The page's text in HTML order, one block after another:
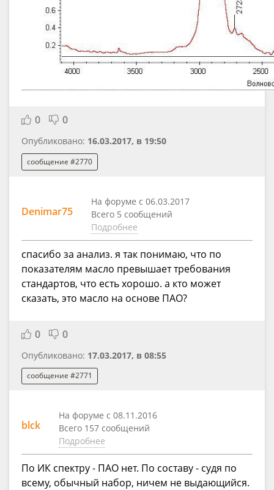
0 0
Опубликовано: 16.03.2017, в 19:50
сообщение #2770
Denimar75
На форуме с 06.03.2017
Всего 5 сообщений
Подробнее
спасибо за анализ. я так понимаю, что по
показателям масло превышает требования
стандартов, что есть хорошо. а кто может
сказать, это масло на основе ПАО?
0 0
Опубликовано: 17.03.2017, в 08:55
сообщение #2771
blck
На форуме с 08.11.2016
Всего 157 сообщений
Подробнее
По ИК спектру - ПАО нет. По составу - судя по
всему, обычный набор, ничем не выдающийся.